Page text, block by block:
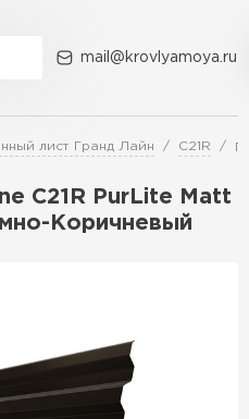
mail@krovlyamoya.ru
лист Гранд Лайн C21R
С21R PurLite Matt
Коричневый
Доставка Контакты